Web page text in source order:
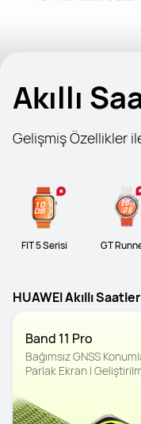
Akıllı
Gelişmiş Özellikler
FIT 5 Serisi GT
HUAWEI Akıllı
Band 11 Pro
Bağımsız GNSS
Parlak Ekran |